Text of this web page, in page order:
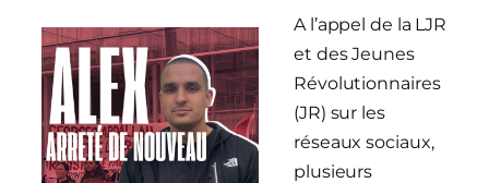
A l’appel de la LJR
et des Jeunes
Révolutionnaires
(JR) sur les
réseaux sociaux,
plusieurs